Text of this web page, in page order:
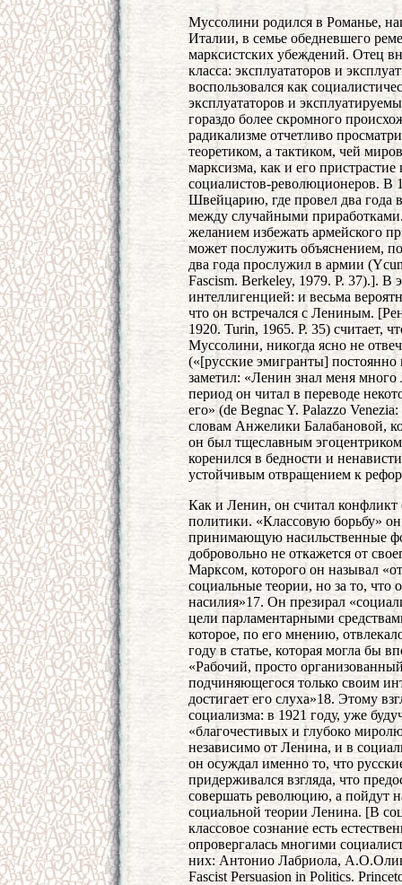
Муссолини родился в Романье,
Италии, в семье обедневшего
марксистских убеждений. Отец
класса: эксплуататоров и
воспользовался как
эксплуататоров и
гораздо более скромного
радикализме отчетливо
теоретиком, а тактиком, чей
марксизма, как и его
социалистов-революционеров. В
Швейцарию, где провел два года
между случайными
желанием избежать армейского
может послужить объяснением,
два года прослужил в армии
Fascism. Berkeley, 1979. P. 37).]. В
интеллигенцией: и весьма
что он встречался с Лениным.
1920. Turin, 1965. P. 35) считает,
Муссолини, никогда ясно не
(«[русские эмигранты]
заметил: «Ленин знал меня много
период он читал в переводе
его» (de Begnac Y. Palazzo
словам Анжелики Балабановой,
он был тщеславным
коренился в бедности и
устойчивым отвращением к
Как и Ленин, он считал
политики. «Классовую борьбу»
принимающую насильственные
добровольно не откажется от
Марксом, которого он называл
социальные теории, но за то,
насилия»17. Он презирал
цели парламентарными
которое, по его мнению,
году в статье, которая могла бы
«Рабочий, просто
подчиняющегося только своим
достигает его слуха»18. Этому
социализма: в 1921 году, уже
«благочестивых и глубоко
независимо от Ленина, и в
он осуждал именно то, что
придерживался взгляда, что
совершать революцию, а пойдут
социальной теории Ленина. [В
классовое сознание есть
опровергалась многими
них: Антонио Лабриола,
Fascist Persuasion in Politics.